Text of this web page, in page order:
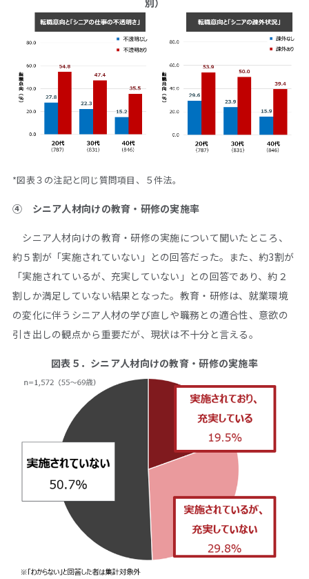
別）
*図表３の注記と同じ質問項目、５件法。
④ シニア人材向けの教育・研修の実施率
シニア人材向けの教育・研修の実施について聞いたところ、
約５割が「実施されていない」との回答だった。また、約3割が
「実施されているが、充実していない」との回答であり、約２
割しか満足していない結果となった。教育・研修は、就業環境
の変化に伴うシニア人材の学び直しや職務との適合性、意欲の
引き出しの観点から重要だが、現状は不十分と言える。
図表５．シニア人材向けの教育・研修の実施率